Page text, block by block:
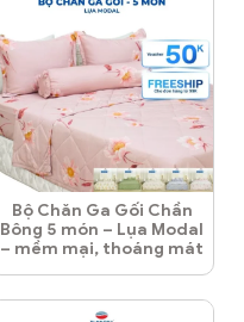
Bộ Chăn Ga Gối Chần
Bông 5 món – Lụa Modal
– mềm mại, thoáng mát